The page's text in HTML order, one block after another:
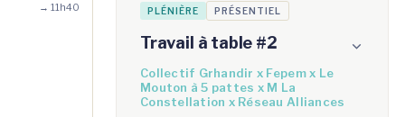
→ 11h40 PLÉNIÈRE PRÉSENTIEL
Travail à table #2
Collectif Grhandir x Fepem x Le
Mouton à 5 pattes x M La
Constellation x Réseau Alliances